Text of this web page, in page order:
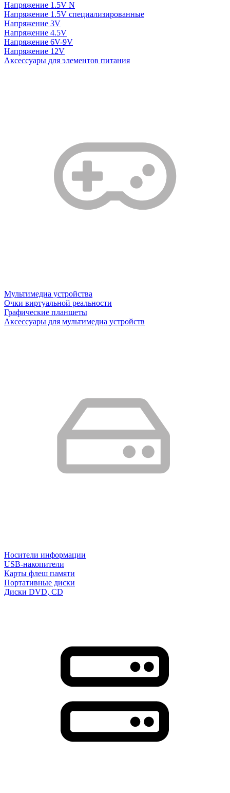
Напряжение 1.5V N
Напряжение 1.5V специализированные
Напряжение 3V
Напряжение 4.5V
Напряжение 6V-9V
Напряжение 12V
Аксессуары для элементов питания
Мультимедиа устройства
Очки виртуальной реальности
Графические планшеты
Аксессуары для мультимедиа устройств
Носители информации
USB-накопители
Карты флеш памяти
Портативные диски
Диски DVD, CD